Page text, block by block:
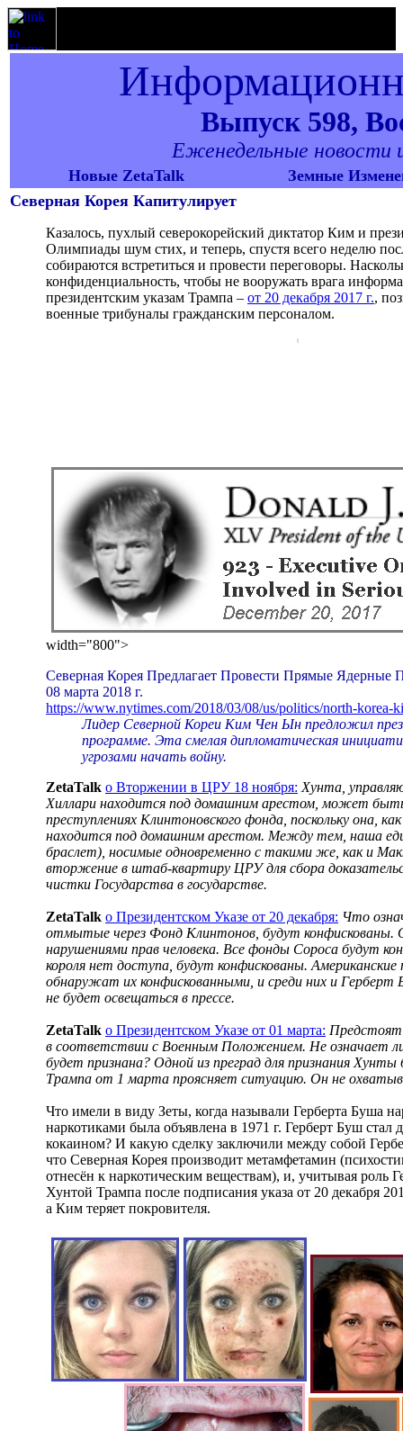
Выпуск 598,
Еженедельные новости
Новые ZetaTalk
Земные
Северная Корея Капитулирует
Казалось, пухлый северокорейский диктатор Ким и
Олимпиады шум стих, и теперь, спустя всего неделю
собираются встретиться и провести переговоры.
конфиденциальность, чтобы не вооружать врага
президентским указам Трампа – от 20 декабря 2017 г.,
военные трибуналы гражданским персоналом.
width="800">
Северная Корея Предлагает Провести Прямые Ядерные
08 марта 2018 г.
https://www.nytimes.com/2018/03/08/us/politics/north-korea-
Лидер Северной Кореи Ким Чен Ын предложил
программе. Эта смелая дипломатическая
угрозами начать войну.
ZetaTalk о Вторжении в ЦРУ 18 ноября: Хунта,
Хиллари находится под домашним арестом, может
преступлениях Клинтоновского фонда, поскольку она,
находится под домашним арестом. Между тем, наша
браслет), носимые одновременно с такими же, как и
вторжение в штаб-квартиру ЦРУ для сбора
чистки Государства в государстве.
ZetaTalk о Президентском Указе от 20 декабря: Что
отмытые через Фонд Клинтонов, будут конфискованы.
нарушениями прав человека. Все фонды Сороса будут
короля нет доступа, будут конфискованы.
обнаружат их конфискованными, и среди них и Герберт
не будет освещаться в прессе.
ZetaTalk о Президентском Указе от 01 марта: Предстоят
в соответствии с Военным Положением. Не означает
будет признана? Одной из преград для признания
Трампа от 1 марта проясняет ситуацию. Он не
Что имели в виду Зеты, когда называли Герберта Буша
наркотиками была объявлена в 1971 г. Герберт Буш
кокаином? И какую сделку заключили между собой
что Северная Корея производит метамфетамин
отнесён к наркотическим веществам), и, учитывая роль
Хунтой Трампа после подписания указа от 20 декабря
а Ким теряет покровителя.